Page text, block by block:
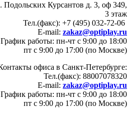
Курсантов д. 3, оф 349,
3 этаж
Тел.(факс): +7 (495) 032-72-06
E-mail: zakaz@optiplay.ru
График работы: пн-чт с 9:00 до 18:00
пт с 9:00 до 17:00 (по Москве)
офиса в Санкт-Петербурге:
Тел.(факс): 88007078320
E-mail: zakaz@optiplay.ru
График работы: пн-чт с 9:00 до 18:00
пт с 9:00 до 17:00 (по Москве)